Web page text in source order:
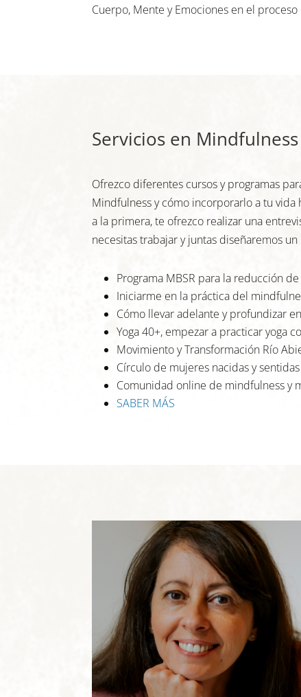
Cuerpo, Mente y Emociones en el
Servicios en Mindfulness
Ofrezco diferentes cursos y programas
Mindfulness y cómo incorporarlo a tu vida
a la primera, te ofrezco realizar una
necesitas trabajar y juntas diseñaremos
Programa MBSR para la reducción
Iniciarme en la práctica del
Cómo llevar adelante y profundizar
Yoga 40+, empezar a practicar yoga
Movimiento y Transformación Río
Círculo de mujeres nacidas y sentidas
Comunidad online de mindfulness y
SABER MÁS